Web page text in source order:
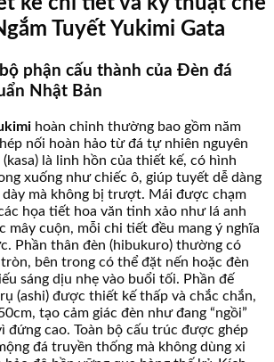
Tuyết Yukimi Gata
phận cấu thành của Đèn đá
Nhật Bản
hoàn chỉnh thường bao gồm năm
nối hoàn hảo từ đá tự nhiên nguyên
(kasa) là linh hồn của thiết kế, có hình
xuống như chiếc ô, giúp tuyết dễ dàng
mà không bị trượt. Mái được chạm
họa tiết hoa văn tinh xảo như lá anh
mây cuộn, mỗi chi tiết đều mang ý nghĩa
Phần thân đèn (hibukuro) thường có
bên trong có thể đặt nến hoặc đèn
sáng dịu nhẹ vào buổi tối. Phần đế
(ashi) được thiết kế thấp và chắc chắn,
tạo cảm giác đèn như đang “ngồi”
đứng cao. Toàn bộ cấu trúc được ghép
đá truyền thống mà không dùng xi